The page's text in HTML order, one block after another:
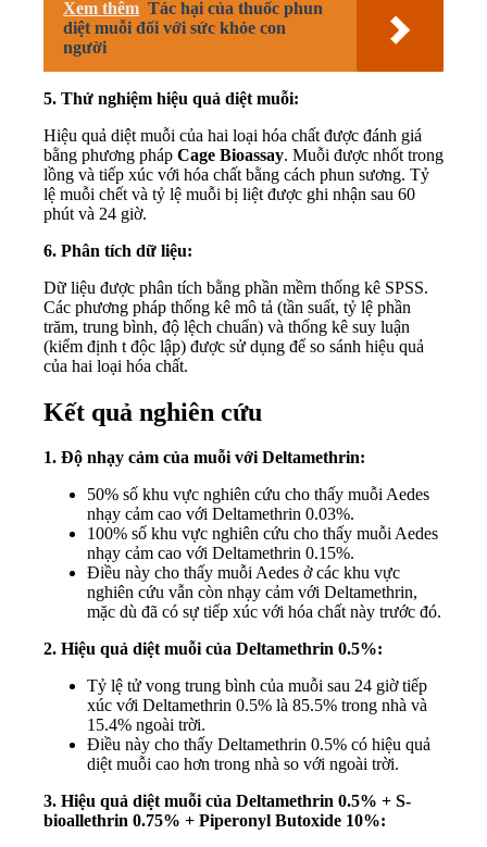
Xem thêm Tác hại của thuốc phun
diệt muỗi đối với sức khỏe con
người
5. Thử nghiệm hiệu quả diệt muỗi:
Hiệu quả diệt muỗi của hai loại hóa chất được đánh giá
bằng phương pháp Cage Bioassay. Muỗi được nhốt trong
lồng và tiếp xúc với hóa chất bằng cách phun sương. Tỷ
lệ muỗi chết và tỷ lệ muỗi bị liệt được ghi nhận sau 60
phút và 24 giờ.
6. Phân tích dữ liệu:
Dữ liệu được phân tích bằng phần mềm thống kê SPSS.
Các phương pháp thống kê mô tả (tần suất, tỷ lệ phần
trăm, trung bình, độ lệch chuẩn) và thống kê suy luận
(kiểm định t độc lập) được sử dụng để so sánh hiệu quả
của hai loại hóa chất.
Kết quả nghiên cứu
1. Độ nhạy cảm của muỗi với Deltamethrin:
50% số khu vực nghiên cứu cho thấy muỗi Aedes
nhạy cảm cao với Deltamethrin 0.03%.
100% số khu vực nghiên cứu cho thấy muỗi Aedes
nhạy cảm cao với Deltamethrin 0.15%.
Điều này cho thấy muỗi Aedes ở các khu vực
nghiên cứu vẫn còn nhạy cảm với Deltamethrin,
mặc dù đã có sự tiếp xúc với hóa chất này trước đó.
2. Hiệu quả diệt muỗi của Deltamethrin 0.5%:
Tỷ lệ tử vong trung bình của muỗi sau 24 giờ tiếp
xúc với Deltamethrin 0.5% là 85.5% trong nhà và
15.4% ngoài trời.
Điều này cho thấy Deltamethrin 0.5% có hiệu quả
diệt muỗi cao hơn trong nhà so với ngoài trời.
3. Hiệu quả diệt muỗi của Deltamethrin 0.5% + S-
bioallethrin 0.75% + Piperonyl Butoxide 10%: